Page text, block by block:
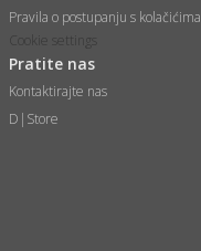
Pravila o postupanju s kolačićima
Cookie settings
Pratite nas
Kontaktirajte nas
D|Store